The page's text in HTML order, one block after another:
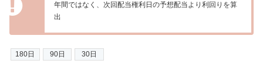
年間ではなく、次回配当権利日の予想配当より利回りを算
出